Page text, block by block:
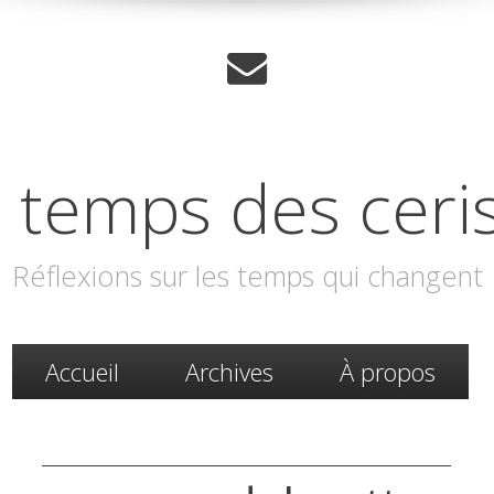
temps des
Réflexions sur les temps qui changent
Accueil Archives À propos